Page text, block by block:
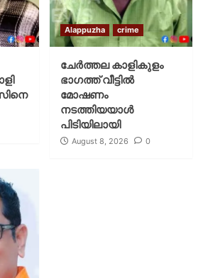
Alappuzha crime
ചേർത്തല കാളികുളം
ഭാഗത്ത് വീട്ടിൽ
മോഷണം
നടത്തിയയാൾ
പിടിയിലായി
August 8, 2026 0